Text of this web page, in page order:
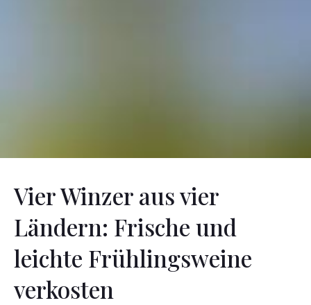
Vier Winzer aus vier
Ländern: Frische und
leichte Frühlingsweine
verkosten